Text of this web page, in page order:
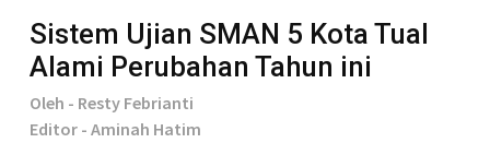
Sistem Ujian SMAN 5 Kota Tual
Alami Perubahan Tahun ini
Oleh - Resty Febrianti
Editor - Aminah Hatim